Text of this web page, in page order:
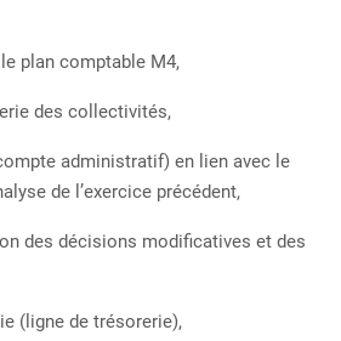
plan comptable M4,
des collectivités,
administratif) en lien avec le
de l’exercice précédent,
des décisions modificatives et des
(ligne de trésorerie),